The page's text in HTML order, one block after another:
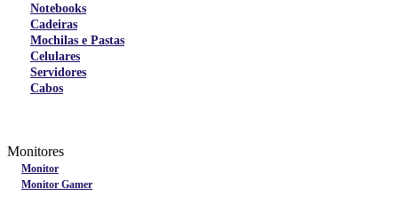
Notebooks
Cadeiras
Mochilas e Pastas
Celulares
Servidores
Cabos
Monitores
Monitor
Monitor Gamer